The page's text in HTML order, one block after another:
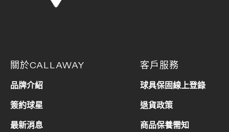
關於CALLAWAY
品牌介紹
簽約球星
最新消息
客戶服務
球具保固線上登錄
退貨政策
商品保養需知